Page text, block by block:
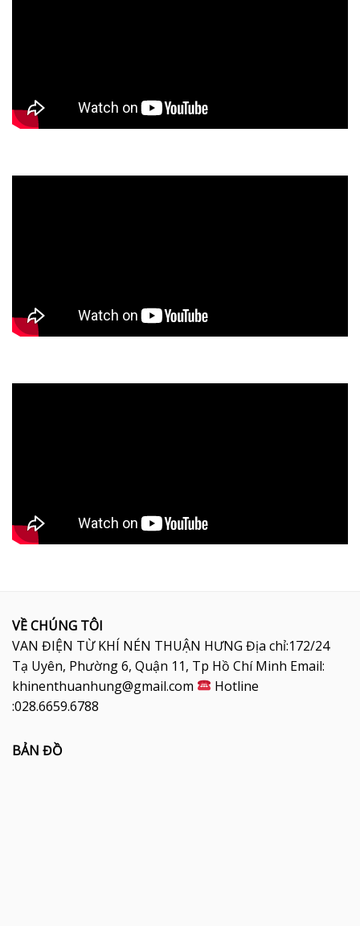
VỀ CHÚNG TÔI
VAN ĐIỆN TỪ KHÍ NÉN THUẬN HƯNG Địa chỉ:172/24
Tạ Uyên, Phường 6, Quận 11, Tp Hồ Chí Minh Email:
khinenthuanhung@gmail.com
Hotline
:028.6659.6788
BẢN ĐỒ